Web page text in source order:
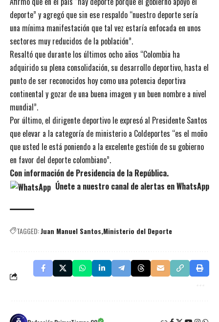
deporte” y agregó que sin ese respaldo “nuestro deporte sería
una mínima manifestación que tal vez estaría enfocada en unos
sectores muy reducidos de la población”.
Resaltó que durante los últimos ocho años “Colombia ha
adquirido su plena consolidación, su desarrollo deportivo, hasta el
punto de ser reconocidos hoy como una potencia deportiva
continental y gozar de una buena imagen y un buen nombre a nivel
mundial”.
Por último, el dirigente deportivo le expresó al Presidente Santos
que elevar a la categoría de ministerio a Coldeportes “es el moño
que usted le está poniendo a la excelente gestión de su gobierno
en favor del deporte colombiano”.
Con información de Presidencia de la República.
Únete a nuestro canal de alertas en WhatsApp
TAGGED:Juan Manuel Santos Ministerio del Deporte